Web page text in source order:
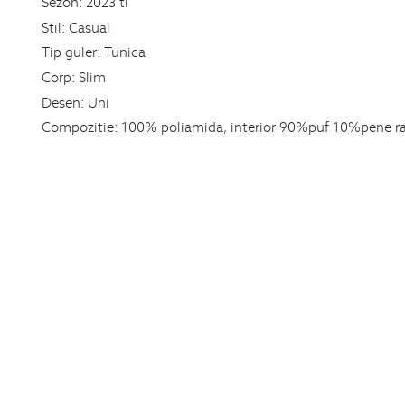
Stil: Casual
Tip guler: Tunica
Corp: Slim
Desen: Uni
Compozitie: 100% poliamida, interior 90%puf 10%pene